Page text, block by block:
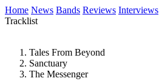
Home News Bands Reviews Interviews
Tracklist
Tales From Beyond
Sanctuary
The Messenger